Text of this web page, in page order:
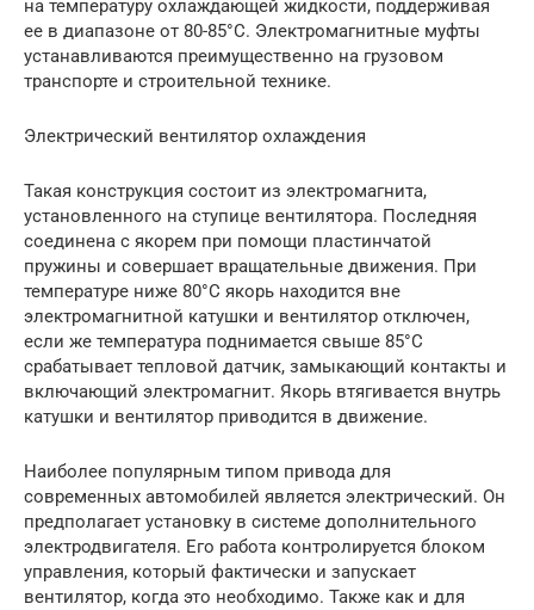
на температуру охлаждающей жидкости, поддерживая
ее в диапазоне от 80-85°C. Электромагнитные муфты
устанавливаются преимущественно на грузовом
транспорте и строительной технике.
Электрический вентилятор охлаждения
Такая конструкция состоит из электромагнита,
установленного на ступице вентилятора. Последняя
соединена с якорем при помощи пластинчатой
пружины и совершает вращательные движения. При
температуре ниже 80°C якорь находится вне
электромагнитной катушки и вентилятор отключен,
если же температура поднимается свыше 85°C
срабатывает тепловой датчик, замыкающий контакты и
включающий электромагнит. Якорь втягивается внутрь
катушки и вентилятор приводится в движение.
Наиболее популярным типом привода для
современных автомобилей является электрический. Он
предполагает установку в системе дополнительного
электродвигателя. Его работа контролируется блоком
управления, который фактически и запускает
вентилятор, когда это необходимо. Также как и для